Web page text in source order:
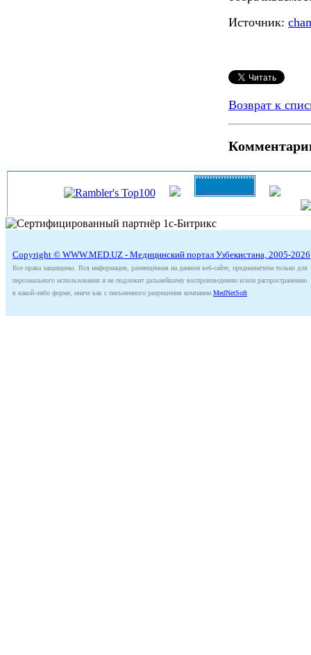
Источник:
Возврат к
Copyright © WWW.MED.UZ - Медицинский портал Узбекистана, 2005-2026
Все права защищены. Вся информация, размещённая на данном веб-сайте, предназначена только для
персонального использования и не подлежит дальнейшему воспроизведению и/или распространению
в какой-либо форме, иначе как с письменного разрешения компании MedNetSoft